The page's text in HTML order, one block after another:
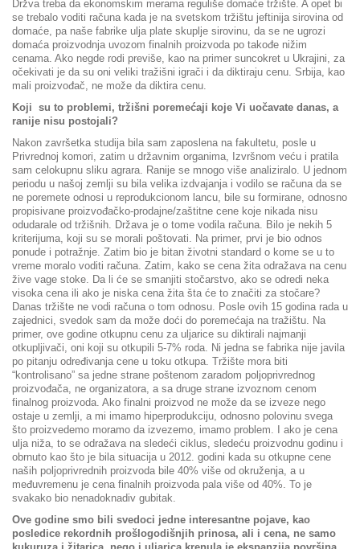
Držva treba da ekonomskim merama reguliše domaće tržište. A opet bi
se trebalo voditi računa kada je na svetskom tržištu jeftinija sirovina od
domaće, pa naše fabrike ulja plate skuplje sirovinu, da se ne ugrozi
domaća proizvodnja uvozom finalnih proizvoda po takođe nižim
cenama. Ako negde rodi previše, kao na primer suncokret u Ukrajini, za
očekivati je da su oni veliki tražišni igrači i da diktiraju cenu. Srbija, kao
mali proizvođač, ne može da diktira cenu.
Koji su to problemi, tržišni poremećaji koje Vi uočavate danas, a
ranije nisu postojali?
Nakon završetka studija bila sam zaposlena na fakultetu, posle u
Privrednoj komori, zatim u državnim organima, Izvršnom veću i pratila
sam celokupnu sliku agrara. Ranije se mnogo više analiziralo. U jednom
periodu u našoj zemlji su bila velika izdvajanja i vodilo se računa da se
ne poremete odnosi u reprodukcionom lancu, bile su formirane, odnosno
propisivane proizvođačko-prodajne/zaštitne cene koje nikada nisu
odudarale od tržišnih. Država je o tome vodila računa. Bilo je nekih 5
kriterijuma, koji su se morali poštovati. Na primer, prvi je bio odnos
ponude i potražnje. Zatim bio je bitan životni standard o kome se u to
vreme moralo voditi računa. Zatim, kako se cena žita odražava na cenu
žive vage stoke. Da li će se smanjiti stočarstvo, ako se odredi neka
visoka cena ili ako je niska cena žita šta će to značiti za stočare?
Danas tržište ne vodi računa o tom odnosu. Posle ovih 15 godina rada u
zajednici, svedok sam da može doći do poremećaja na tražištu. Na
primer, ove godine otkupnu cenu za uljarice su diktirali najmanji
otkupljivači, oni koji su otkupili 5-7% roda. Ni jedna se fabrika nije javila
po pitanju određivanja cene u toku otkupa. Tržište mora biti
“kontrolisano” sa jedne strane poštenom zaradom poljoprivrednog
proizvođača, ne organizatora, a sa druge strane izvoznom cenom
finalnog proizvoda. Ako finalni proizvod ne može da se izveze nego
ostaje u zemlji, a mi imamo hiperprodukciju, odnosno polovinu svega
što proizvedemo moramo da izvezemo, imamo problem. I ako je cena
ulja niža, to se odražava na sledeći ciklus, sledeću proizvodnu godinu i
obrnuto kao što je bila situacija u 2012. godini kada su otkupne cene
naših poljoprivrednih proizvoda bile 40% više od okruženja, a u
međuvremenu je cena finalnih proizvoda pala više od 40%. To je
svakako bio nenadoknadiv gubitak.
Ove godine smo bili svedoci jedne interesantne pojave, kao
posledice rekordnih prošlogodišnjih prinosa, ali i cena, ne samo